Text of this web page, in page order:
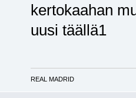
kertokaahan
uusi täällä1
REAL MADRID